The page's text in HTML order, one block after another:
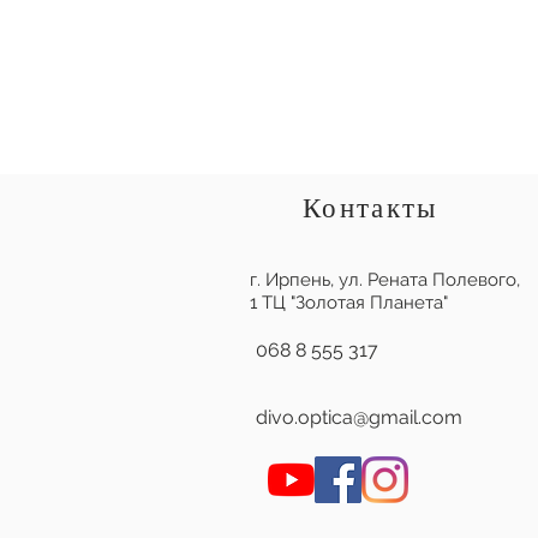
Контакты
г. Ирпень, ул. Рената Полевого,
1 ТЦ "Золотая Планета"
068 8 555 317
divo.optica@gmail.com